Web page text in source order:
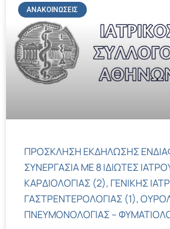
ΑΝΑΚΟΙΝΏΣΕΙΣ
ΠΡΟΣΚΛΗΣΗ ΕΚΔΗΛΩΣΗΣ
ΣΥΝΕΡΓΑΣΙΑ ΜΕ 8 ΙΔΙΩΤΕΣ
ΚΑΡΔΙΟΛΟΓΙΑΣ (2), ΓΕΝΙΚΗΣ
ΓΑΣΤΡΕΝΤΕΡΟΛΟΓΙΑΣ (1),
ΠΝΕΥΜΟΝΟΛΟΓΙΑΣ –